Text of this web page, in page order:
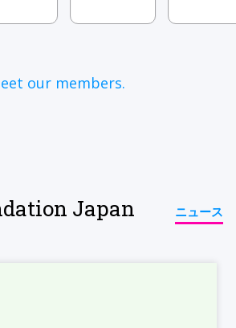
our members.
Japan
ニュース